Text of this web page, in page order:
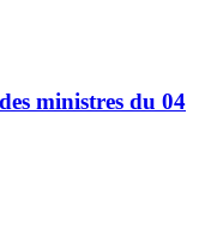
ministres du 04